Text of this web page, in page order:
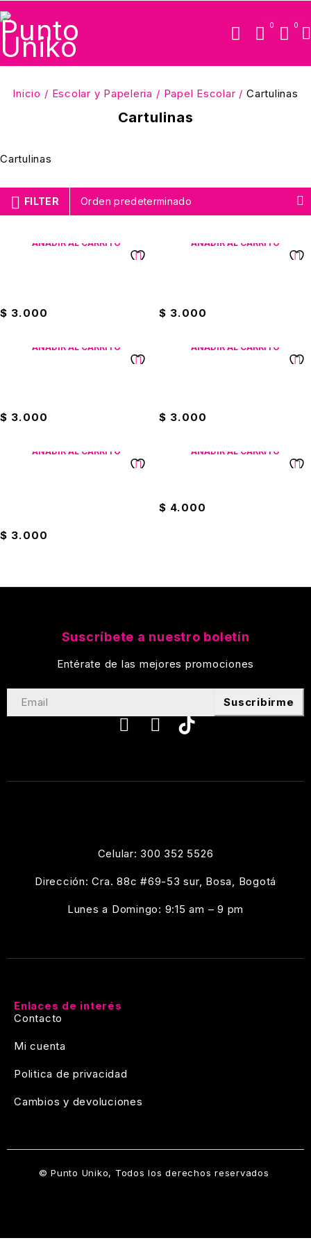
0 0
Cartulinas
Inicio / Escolar y Papeleria / Papel Escolar / Cartulinas
Cartulinas
FILTER Orden predeterminado
AÑADIR AL CARRITO
$ 3.000
AÑADIR AL CARRITO
$ 3.000
AÑADIR AL CARRITO
$ 3.000
AÑADIR AL CARRITO
$ 3.000
AÑADIR AL CARRITO
$ 3.000
AÑADIR AL CARRITO
$ 4.000
Celular: 300 352 5526
Dirección: Cra. 88c #69-53 sur, Bosa, Bogotá
Lunes a Domingo: 9:15 am – 9 pm
Enlaces de interés
Contacto
Mi cuenta
Politica de privacidad
Cambios y devoluciones
Suscríbete a nuestro boletín
Entérate de las mejores promociones
Suscribirme
© Punto Uniko, Todos los derechos reservados